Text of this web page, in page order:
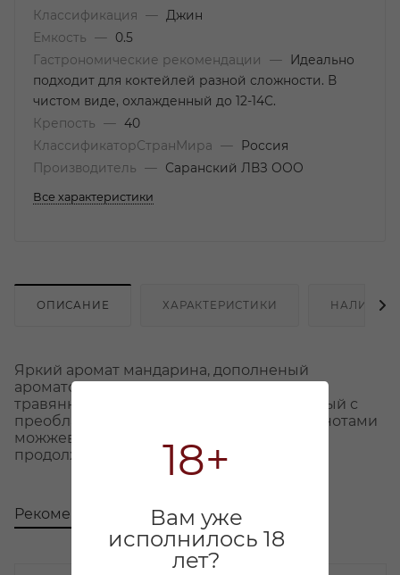
18+
Вам уже
исполнилось 18
лет?
Классификация —
Джин
Емкость
—
0.5
Гастрономические рекомендации
—
Идеально
подходит для коктейлей разной сложности. В
чистом виде, охлажденный до 12-14С.
Крепость
— 40
КлассификаторСтранМира
—
Россия
Производитель
— Саранский ЛВЗ ООО
Все характеристики
ОПИСАНИЕ ХАРАКТЕРИСТИКИ НАЛИЧИЕ
Яркий аромат мандарина, дополненый
ароматом можжевельника и лекгими
травянными нотами. Вкус ярко-цитрусовый с
преобладанием мандарина, с хвойными нотами
можжевельника. Послевкусие яркое,
продолжительное.
Рекомендуем С этим товаром покупают